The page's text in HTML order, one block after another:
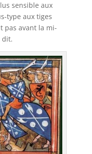
sensible aux
type aux tiges
pas avant la mi-
dit.